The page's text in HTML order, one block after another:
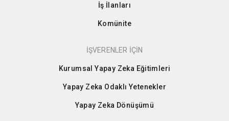
İş İlanları
Komünite
İŞVERENLER İÇİN
Kurumsal Yapay Zeka Eğitimleri
Yapay Zeka Odaklı Yetenekler
Yapay Zeka Dönüşümü